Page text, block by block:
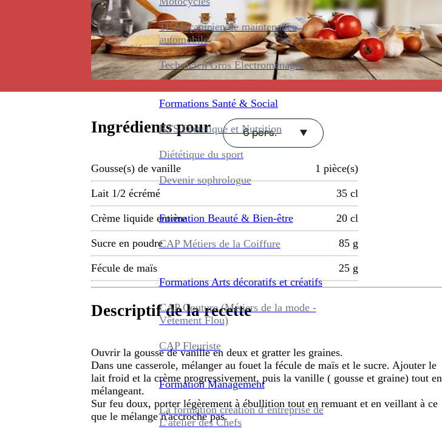
TP Mécanicien de maintenance
automobile
Technicien Gros Électroménager
Formations Santé & Social
BTS Diététique et Nutrition
Diététique du sport
Devenir sophrologue
Formation Beauté & Bien-être
CAP Métiers de la Coiffure
Formations Arts décoratifs et créatifs
CAP Couture (Métiers de la mode -
Vêtement Flou)
CAP Fleuriste
Formation Management
La formation création d’entreprise de
L’atelier des Chefs
Ingrédients pour 6 pers.
Gousse(s) de vanille 1 pièce(s)
Lait 1/2 écrémé 35 cl
Crème liquide entière 20 cl
Sucre en poudre 85 g
Fécule de maïs 25 g
Descriptif de la recette
Ouvrir la gousse de vanille en deux et gratter les graines.
Dans une casserole, mélanger au fouet la fécule de maïs et le sucre. Ajouter le
lait froid et la crème progressivement, puis la vanille ( gousse et graine) tout en
mélangeant.
Sur feu doux, porter légèrement à ébullition tout en remuant et en veillant à ce
que le mélange n'accroche pas.